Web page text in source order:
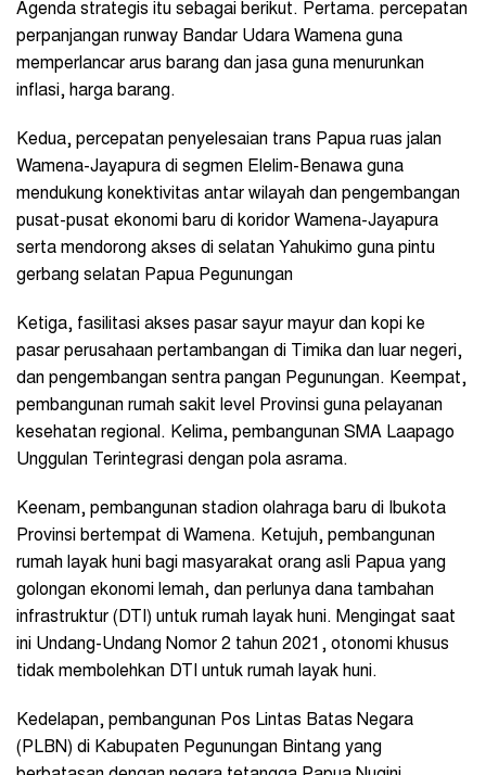
Agenda strategis itu sebagai berikut. Pertama. percepatan
perpanjangan runway Bandar Udara Wamena guna
memperlancar arus barang dan jasa guna menurunkan
inflasi, harga barang.
Kedua, percepatan penyelesaian trans Papua ruas jalan
Wamena-Jayapura di segmen Elelim-Benawa guna
mendukung konektivitas antar wilayah dan pengembangan
pusat-pusat ekonomi baru di koridor Wamena-Jayapura
serta mendorong akses di selatan Yahukimo guna pintu
gerbang selatan Papua Pegunungan
Ketiga, fasilitasi akses pasar sayur mayur dan kopi ke
pasar perusahaan pertambangan di Timika dan luar negeri,
dan pengembangan sentra pangan Pegunungan. Keempat,
pembangunan rumah sakit level Provinsi guna pelayanan
kesehatan regional. Kelima, pembangunan SMA Laapago
Unggulan Terintegrasi dengan pola asrama.
Keenam, pembangunan stadion olahraga baru di Ibukota
Provinsi bertempat di Wamena. Ketujuh, pembangunan
rumah layak huni bagi masyarakat orang asli Papua yang
golongan ekonomi lemah, dan perlunya dana tambahan
infrastruktur (DTI) untuk rumah layak huni. Mengingat saat
ini Undang-Undang Nomor 2 tahun 2021, otonomi khusus
tidak membolehkan DTI untuk rumah layak huni.
Kedelapan, pembangunan Pos Lintas Batas Negara
(PLBN) di Kabupaten Pegunungan Bintang yang